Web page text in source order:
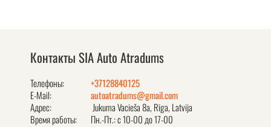
Контакты SIA Auto Atradums
Телефоны:
+37128840125
E-Mail:
autoatradums@gmail.com
Адрес:
Jukuma Vacieša 8a, Rīga, Latvija
Время работы:
Пн.-Пт.: с 10-00 до 17-00